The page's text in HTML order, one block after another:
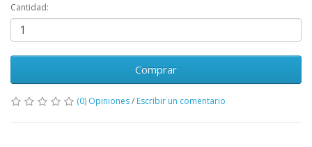
Cantidad:
Comprar
(0) Opiniones/ Escribir un comentario